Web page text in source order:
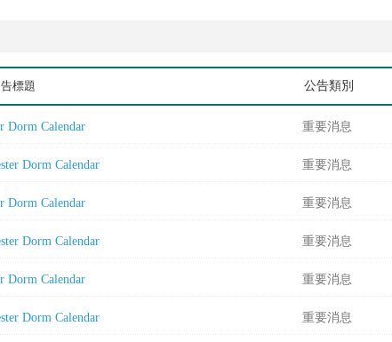
標題 公告類別
Dorm Calendar 重要消息
Dorm Calendar 重要消息
Dorm Calendar 重要消息
Dorm Calendar 重要消息
Dorm Calendar 重要消息
Dorm Calendar 重要消息